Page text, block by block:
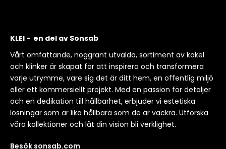
KLEI - en del av Sonsab
Vårt omfattande, noggrant utvalda, sortiment av kakel
och klinker är skapat för att inspirera och transformera
varje utrymme, vare sig det är ditt hem, en offentlig miljö
eller ett kommersiellt projekt. Med en passion för detaljer
och en dedikation till hållbarhet, erbjuder vi estetiska
lösningar som är lika hållbara som de är vackra. Utforska
våra kollektioner och låt din vision bli verklighet.
Besök sonsab.com